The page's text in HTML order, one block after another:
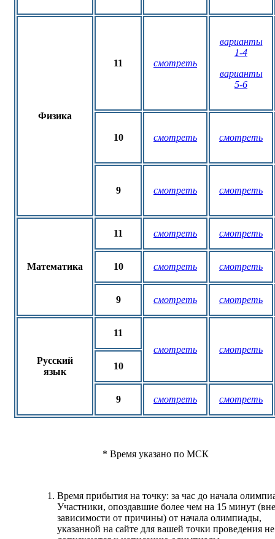
Физика
11 смотреть
варианты
1-4
варианты
5-6
10 смотреть смотреть
9 смотреть смотреть
Математика
11 смотреть смотреть
10 смотреть смотреть
9 смотреть смотреть
Русский
язык
11
смотреть
смотреть
10
9 смотреть смотреть
* Время указано по МСК
Время прибытия на точку: за час до начала
Участники, опоздавшие более чем на 15 минут (вне
зависимости от причины) от начала олимпиады,
указанной на сайте для вашей точки проведения не